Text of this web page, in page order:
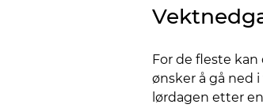
For de fleste
ønsker å gå ned
lørdagen etter